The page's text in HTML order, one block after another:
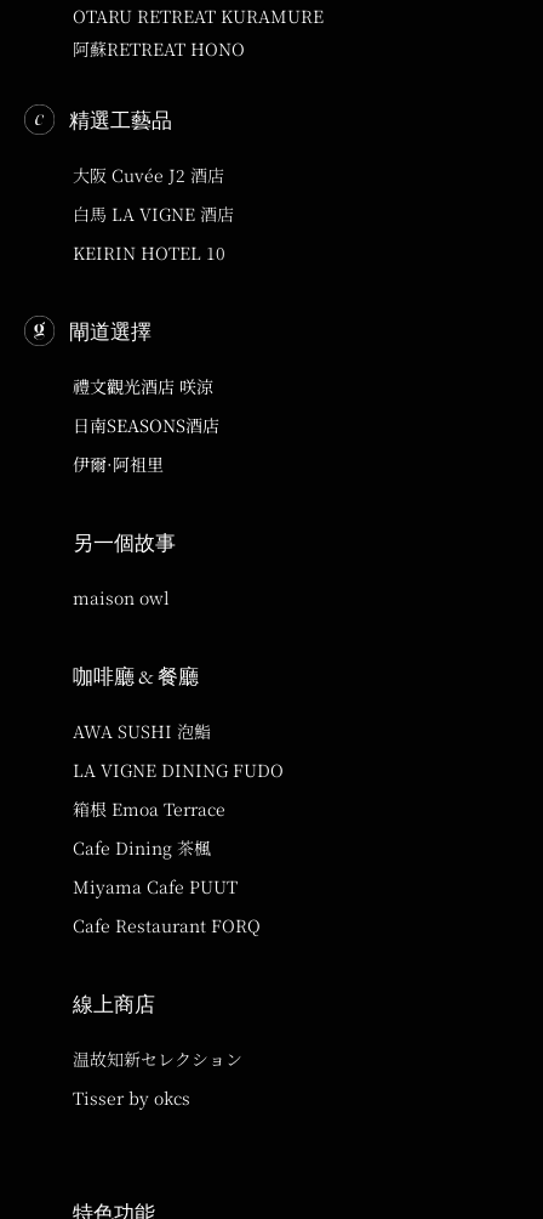
OTARU RETREAT KURAMURE
阿蘇RETREAT HONO
精選工藝品
大阪 Cuvée J2 酒店
白馬 LA VIGNE 酒店
KEIRIN HOTEL 10
閘道選擇
禮文觀光酒店 咲涼
日南SEASONS酒店
伊爾·阿祖里
另一個故事
maison owl
咖啡廳 & 餐廳
AWA SUSHI 泡鮨
LA VIGNE DINING FUDO
箱根 Emoa Terrace
Cafe Dining 茶楓
Miyama Cafe PUUT
Cafe Restaurant FORQ
線上商店
温故知新セレクション
Tisser by okcs
特色功能